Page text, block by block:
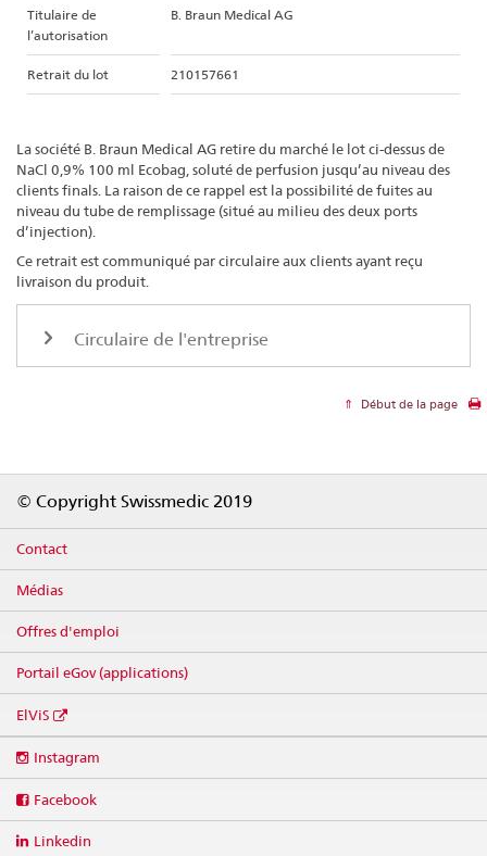
Titulaire de
l’autorisation
B. Braun Medical AG
Retrait du lot 210157661
La société B. Braun Medical AG retire du marché le lot ci-dessus de
NaCl 0,9% 100 ml Ecobag, soluté de perfusion jusqu’au niveau des
clients finals. La raison de ce rappel est la possibilité de fuites au
niveau du tube de remplissage (situé au milieu des deux ports
d’injection).
Ce retrait est communiqué par circulaire aux clients ayant reçu
livraison du produit.
Circulaire de l'entreprise
Début de la page
© Copyright Swissmedic 2019
Contact
Médias
Offres d'emploi
Portail eGov (applications)
ElViS
media
Instagram
Facebook
Linkedin